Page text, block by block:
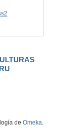
de Omeka.